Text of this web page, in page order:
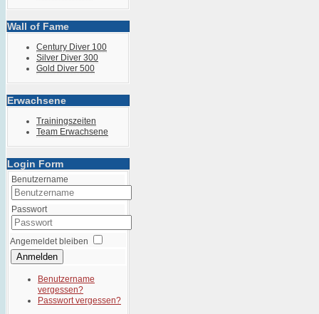
Wall of Fame
Century Diver 100
Silver Diver 300
Gold Diver 500
Erwachsene
Trainingszeiten
Team Erwachsene
Login Form
Benutzername
Passwort
Angemeldet bleiben
Anmelden
Benutzername
vergessen?
Passwort vergessen?